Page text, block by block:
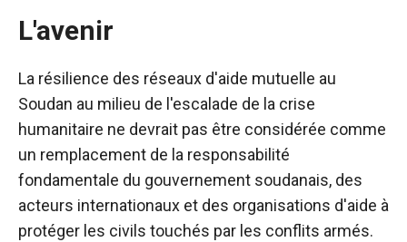
L'avenir
La résilience des réseaux d'aide mutuelle au
Soudan au milieu de l'escalade de la crise
humanitaire ne devrait pas être considérée comme
un remplacement de la responsabilité
fondamentale du gouvernement soudanais, des
acteurs internationaux et des organisations d'aide à
protéger les civils touchés par les conflits armés.